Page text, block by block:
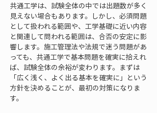
共通工学は、試験全体の中では出題数が多く
見えない場合もあります。しかし、必須問題
として扱われる範囲や、工学基礎に近い内容
と関連して問われる範囲は、合否の安定に影
響します。施工管理法や法規で迷う問題があ
っても、共通工学で基本問題を確実に拾えれ
ば、試験全体の余裕が変わります。まずは
「広く浅く、よく出る基本を確実に」という
方針を決めることが、最初の対策になりま
す。